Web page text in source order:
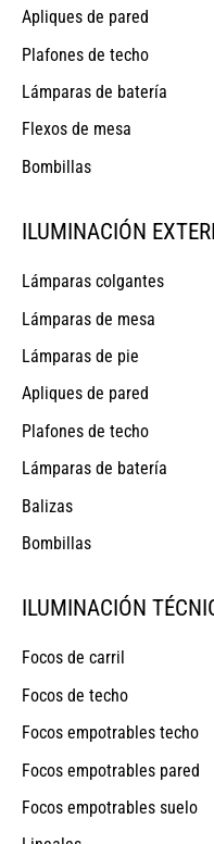
Apliques de pared
Plafones de techo
Lámparas de batería
Flexos de mesa
Bombillas
ILUMINACIÓN
Lámparas colgantes
Lámparas de mesa
Lámparas de pie
Apliques de pared
Plafones de techo
Lámparas de batería
Balizas
Bombillas
ILUMINACIÓN
Focos de carril
Focos de techo
Focos empotrables techo
Focos empotrables pared
Focos empotrables suelo